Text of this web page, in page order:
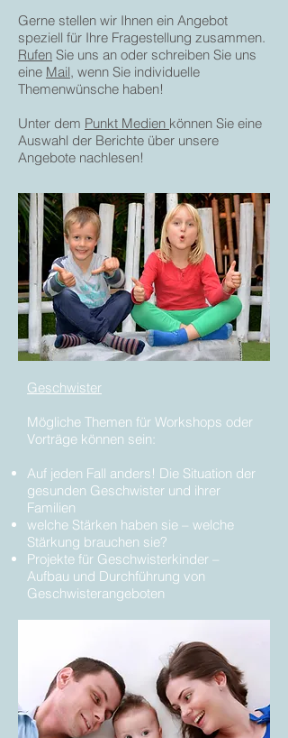
Gerne stellen wir Ihnen ein Angebot
speziell für Ihre Fragestellung zusammen.
Rufen Sie uns an oder schreiben Sie uns
eine Mail, wenn Sie individuelle
Themenwünsche haben!
Unter dem Punkt Medien können Sie eine
Auswahl der Berichte über unsere
Angebote nachlesen!
Geschwister
Mögliche Themen für Workshops oder
Vorträge können sein:
Auf jeden Fall anders! Die Situation der
gesunden Geschwister und ihrer
Familien
welche Stärken haben sie – welche
Stärkung brauchen sie?
Projekte für Geschwisterkinder –
Aufbau und Durchführung von
Geschwisterangeboten